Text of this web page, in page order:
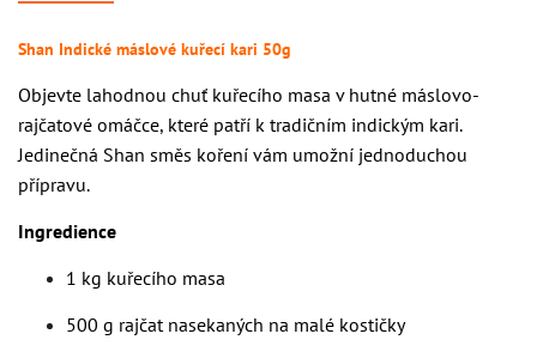
Shan Indické máslové kuřecí kari 50g
Objevte lahodnou chuť kuřecího masa v hutné máslovo-
rajčatové omáčce, které patří k tradičním indickým kari.
Jedinečná Shan směs koření vám umožní jednoduchou
přípravu.
Ingredience
1 kg kuřecího masa
500 g rajčat nasekaných na malé kostičky